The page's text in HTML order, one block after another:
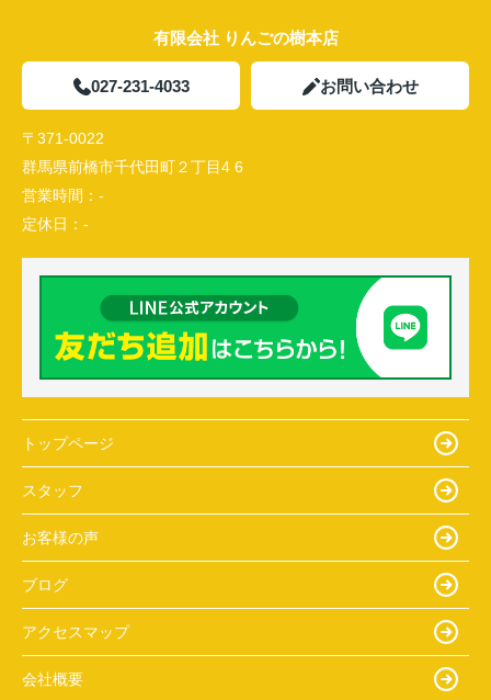
有限会社 りんごの樹本店
027-231-4033 お問い合わせ
〒371-0022
群馬県前橋市千代田町２丁目4 6
営業時間： -
定休日： -
トップページ
スタッフ
お客様の声
ブログ
アクセスマップ
会社概要